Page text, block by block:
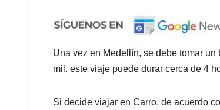
Una vez en Medellín, se debe tomar
mil. este viaje puede durar cerca de 4
Si decide viajar en Carro, de acuerdo